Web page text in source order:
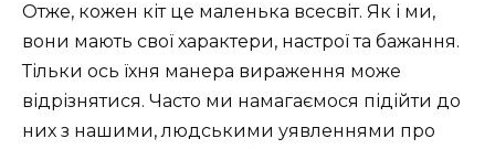
Отже, кожен кіт це маленька всесвіт. Як і ми,
вони мають свої характери, настрої та бажання.
Тільки ось їхня манера вираження може
відрізнятися. Часто ми намагаємося підійти до
них з нашими, людськими уявленнями про